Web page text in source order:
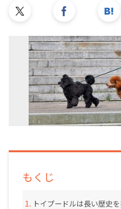
もくじ
トイプードルは長い歴史